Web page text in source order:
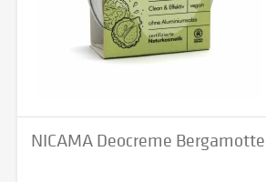
NICAMA Deocreme Bergamotte